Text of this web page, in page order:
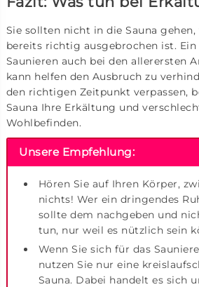
Sie sollten nicht in die Sauna
bereits richtig ausgebrochen ist.
Saunieren auch bei den allerersten
kann helfen den Ausbruch zu
den richtigen Zeitpunkt verpassen,
Sauna Ihre Erkältung und
Wohlbefinden.
Unsere Empfehlung:
Hören Sie auf Ihren Körper,
nichts! Wer ein dringendes
sollte dem nachgeben und
tun, nur weil es nützlich sein
Wenn Sie sich für das
nutzen Sie nur eine
Sauna. Dabei handelt es sich